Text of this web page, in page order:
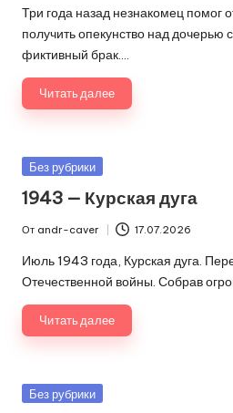
от
Три года назад незнакомец помог
получить опекунство над дочерью
фиктивный брак.…
Читать далее
Опубликовано
Без рубрики
1943 — Курская дуга
Запись
от
От andr-caver 17.07.2026
Июль 1943 года, Курская дуга.
Отечественной войны. Собрав
Читать далее
Опубликовано
Без рубрики